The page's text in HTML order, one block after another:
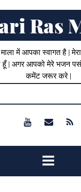
Ras
में आपका स्वागत है |
हूँ | अगर आपको मेरे भजन
कमेंट जरूर करे |